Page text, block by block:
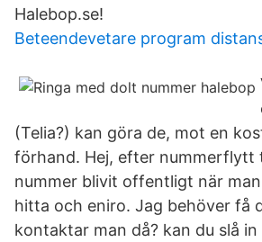
Halebop.se!
Beteendevetare program
(Telia?) kan göra de, mot en
förhand. Hej, efter nummerflytt
nummer blivit offentligt när
hitta och eniro. Jag behöver få
kontaktar man då? kan du slå in